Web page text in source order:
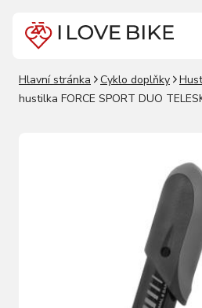
Hlavní stránka Cyklo doplňky
hustilka FORCE SPORT DUO